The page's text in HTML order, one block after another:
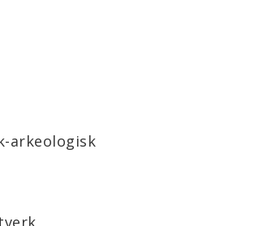
arkeologisk